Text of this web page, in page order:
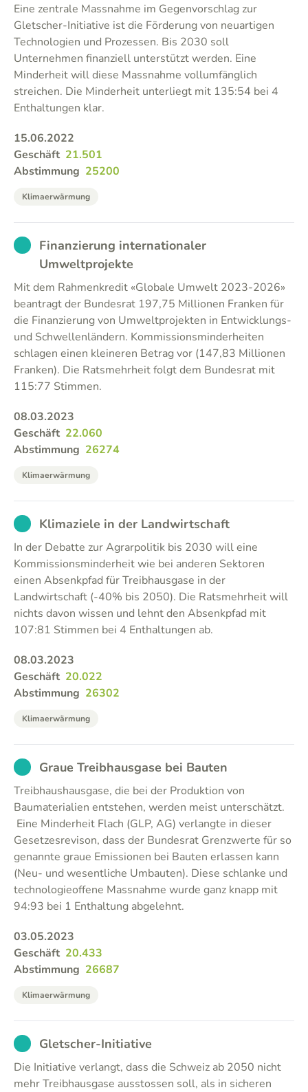
Eine zentrale Massnahme im Gegenvorschlag zur
Gletscher-Initiative ist die Förderung von neuartigen
Technologien und Prozessen. Bis 2030 soll
Unternehmen finanziell unterstützt werden. Eine
Minderheit will diese Massnahme vollumfänglich
streichen. Die Minderheit unterliegt mit 135:54 bei 4
Enthaltungen klar.
15.06.2022
Geschäft 21.501
Abstimmung 25200
Klimaerwärmung
EXCUSED
Finanzierung internationaler
Umweltprojekte
Mit dem Rahmenkredit «Globale Umwelt 2023-2026»
beantragt der Bundesrat 197,75 Millionen Franken für
die Finanzierung von Umweltprojekten in Entwicklungs-
und Schwellenländern. Kommissionsminderheiten
schlagen einen kleineren Betrag vor (147,83 Millionen
Franken). Die Ratsmehrheit folgt dem Bundesrat mit
115:77 Stimmen.
08.03.2023
Geschäft 22.060
Abstimmung 26274
Klimaerwärmung
EXCUSED
Klimaziele in der Landwirtschaft
In der Debatte zur Agrarpolitik bis 2030 will eine
Kommissionsminderheit wie bei anderen Sektoren
einen Absenkpfad für Treibhausgase in der
Landwirtschaft (-40% bis 2050). Die Ratsmehrheit will
nichts davon wissen und lehnt den Absenkpfad mit
107:81 Stimmen bei 4 Enthaltungen ab.
08.03.2023
Geschäft 20.022
Abstimmung 26302
Klimaerwärmung
EXCUSED
Graue Treibhausgase bei Bauten
Treibhaushausgase, die bei der Produktion von
Baumaterialien entstehen, werden meist unterschätzt.
Eine Minderheit Flach (GLP, AG) verlangte in dieser
Gesetzesrevison, dass der Bundesrat Grenzwerte für so
genannte graue Emissionen bei Bauten erlassen kann
(Neu- und wesentliche Umbauten). Diese schlanke und
technologieoffene Massnahme wurde ganz knapp mit
94:93 bei 1 Enthaltung abgelehnt.
03.05.2023
Geschäft 20.433
Abstimmung 26687
Klimaerwärmung
EXCUSED
Gletscher-Initiative
Die Initiative verlangt, dass die Schweiz ab 2050 nicht
mehr Treibhausgase ausstossen soll, als in sicheren